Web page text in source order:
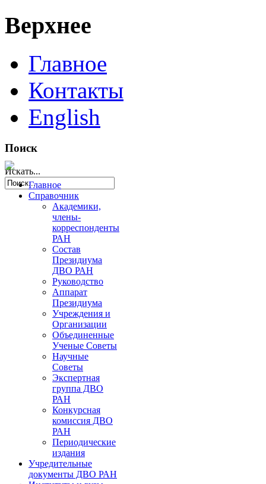
Верхнее
Главное
Контакты
English
Поиск
Искать...
Главное
Справочник
Академики,
члены-
корреспонденты
РАН
Состав
Президиума
ДВО РАН
Руководство
Аппарат
Президиума
Учреждения и
Организации
Объединенные
Ученые Советы
Научные
Советы
Экспертная
группа ДВО
РАН
Конкурсная
комиссия ДВО
РАН
Периодические
издания
Учредительные
документы ДВО РАН